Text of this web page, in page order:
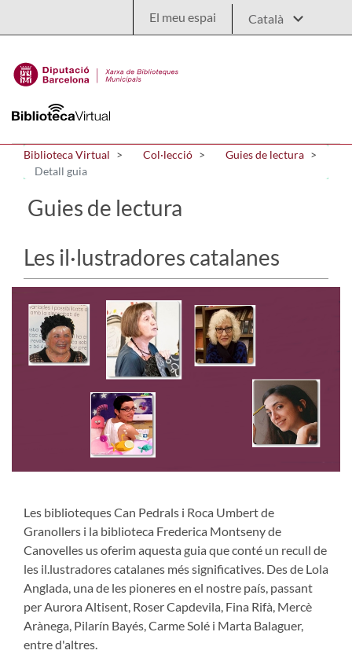
El meu espai
Biblioteca Virtual Col·lecció
Guies de lectura
Detall guia
Guies de lectura
Les il·lustradores catalanes
Les biblioteques Can Pedrals i Roca Umbert de
Granollers i la biblioteca Frederica Montseny de
Canovelles us oferim aquesta guia que conté un recull de
les il.lustradores catalanes més significatives. Des de Lola
Anglada, una de les pioneres en el nostre país, passant
per Aurora Altisent, Roser Capdevila, Fina Rifà, Mercè
Arànega, Pilarín Bayés, Carme Solé i Marta Balaguer,
entre d'altres.